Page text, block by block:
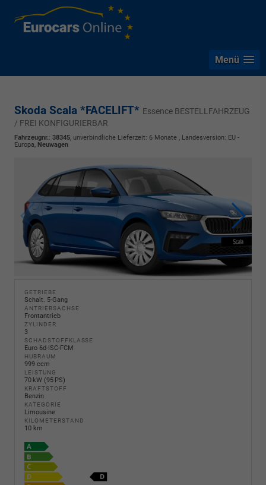
Menü
Skoda Scala *FACELIFT* Essence BESTELLFAHRZEUG
/ FREI KONFIGURIERBAR
Fahrzeugnr.: 38345, unverbindliche Lieferzeit: 6 Monate , Landesversion: EU -
Europa, Neuwagen
GETRIEBE
Schalt. 5-Gang
ANTRIEBSACHSE
Frontantrieb
ZYLINDER
3
SCHADSTOFFKLASSE
Euro 6d-ISC-FCM
HUBRAUM
999 ccm
LEISTUNG
70 kW (95 PS)
KRAFTSTOFF
Benzin
KATEGORIE
Limousine
KILOMETERSTAND
10 km